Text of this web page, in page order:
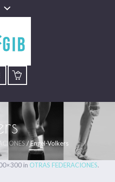
/Engel-Volkers
in OTRAS FEDERACIONES.